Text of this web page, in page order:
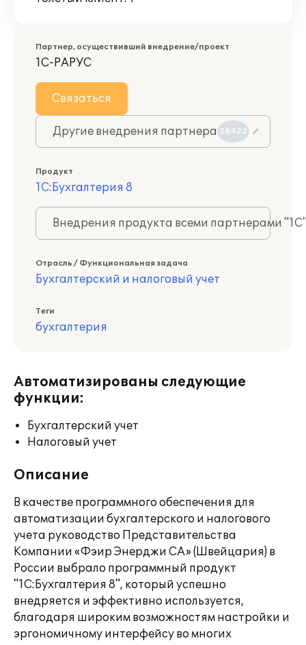
Партнер, осуществивший внедрение/проект
1С-РАРУС
Связаться
Другие внедрения партнера 28422
Продукт
1С:Бухгалтерия 8
Внедрения продукта всеми партнерами
Отрасль / Функциональная задача
Бухгалтерский и налоговый учет
Теги
бухгалтерия
Автоматизированы следующие
функции:
Бухгалтерский учет
Налоговый учет
Описание
В качестве программного обеспечения для
автоматизации бухгалтерского и налогового
учета руководство Представительства
Компании «Фэир Энерджи СА» (Швейцария) в
России выбрало программный продукт
"1С:Бухгалтерия 8", который успешно
внедряется и эффективно используется,
благодаря широким возможностям настройки и
эргономичному интерфейсу во многих